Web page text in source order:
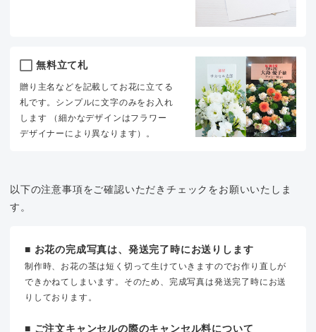
無料立て札
贈り主名などを記載してお花に立てる
札です。シンプルに文字のみをお入れ
します （細かなデザインはフラワー
デザイナーにより異なります）。
以下の注意事項をご確認いただきチェックをお願いいたしま
す。
■ お花の完成写真は、発送完了時にお送りします
制作時、お花の茎は短く切って生けていきますのでお作り直しが
できかねてしまいます。そのため、完成写真は発送完了時にお送
りしております。
■ ご注文キャンセルの際のキャンセル料について